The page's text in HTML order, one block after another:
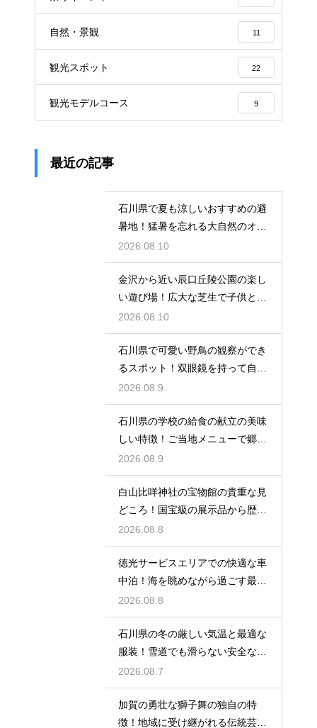
自然・景観 11
観光スポット 22
観光モデルコース 9
最近の記事
石川県で夏も涼しいおすすめの避
暑地！猛暑を忘れる大自然のオア
シス
2026.08.10
金沢から近い辰口丘陵公園の楽し
い遊び場！広大な芝生で子供と全
力で走る
2026.08.10
石川県で可愛い野鳥の観察ができ
るスポット！双眼鏡を持って自然
の中へ
2026.08.9
石川県の学校の給食の献立の美味
しい特徴！ご当地メニューで郷土
愛を育む
2026.08.9
白山比咩神社の宝物館の貴重な見
どころ！国宝級の展示品から歴史
を学ぶ
2026.08.8
徳光サービスエリアでの快適な車
中泊！海を眺めながら過ごす最高
の朝時間
2026.08.8
石川県の冬の厳しい気温と最適な
服装！雪道でも滑らない安全な靴
の選び方
2026.08.7
加賀の勇壮な獅子舞の独自の特
徴！地域に受け継がれる伝統芸能